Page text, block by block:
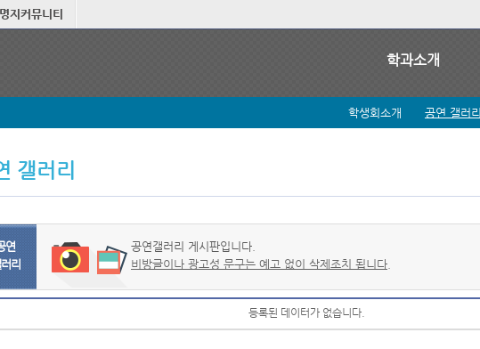
명지커뮤니티
학과소개
학생회소개 공연 갤러리
갤러리
연
리
공연갤러리 게시판입니다.
비방글이나 광고성 문구는 예고 없이 삭제조치 됩니다.
등록된 데이터가 없습니다.